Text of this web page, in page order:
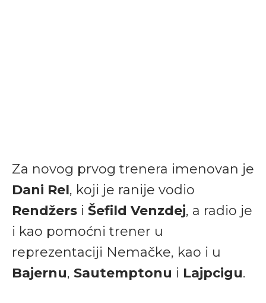
Za novog prvog trenera imenovan je
Dani Rel, koji je ranije vodio
Rendžers i Šefild Venzdej, a radio je
i kao pomoćni trener u
reprezentaciji Nemačke, kao i u
Bajernu, Sautemptonu i Lajpcigu.